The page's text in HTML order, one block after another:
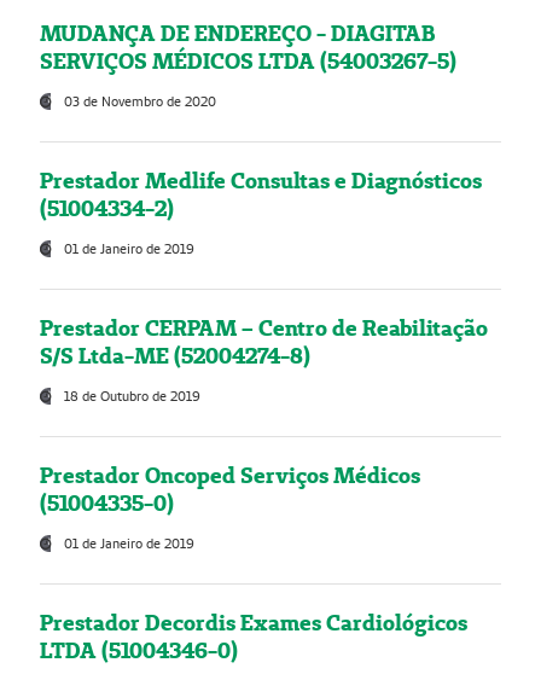
MUDANÇA DE ENDEREÇO - DIAGITAB
SERVIÇOS MÉDICOS LTDA (54003267-5)
03 de Novembro de 2020
Prestador Medlife Consultas e Diagnósticos
(51004334-2)
01 de Janeiro de 2019
Prestador CERPAM – Centro de Reabilitação
S/S Ltda-ME (52004274-8)
18 de Outubro de 2019
Prestador Oncoped Serviços Médicos
(51004335-0)
01 de Janeiro de 2019
Prestador Decordis Exames Cardiológicos
LTDA (51004346-0)